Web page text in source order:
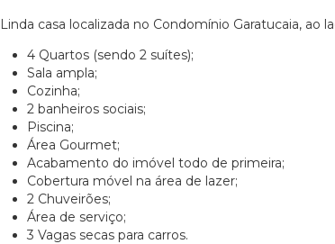
Linda casa localizada no Condomínio Garatucaia, ao
4 Quartos (sendo 2 suítes);
Sala ampla;
Cozinha;
2 banheiros sociais;
Piscina;
Área Gourmet;
Acabamento do imóvel todo de primeira;
Cobertura móvel na área de lazer;
2 Chuveirões;
Área de serviço;
3 Vagas secas para carros.